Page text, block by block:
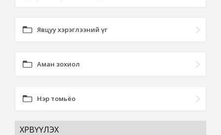
Явцуу хэрэглээний үг
Аман зохиол
Нэр томьёо
ХӨРВҮҮЛЭХ